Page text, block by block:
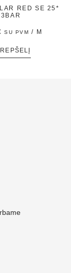
RED SE 25*
3BAR
SU PVM / M